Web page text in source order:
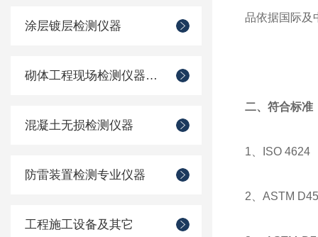
涂层镀层检测仪器
砌体工程现场检测仪器仪表
混凝土无损检测仪器
防雷装置检测专业仪器
工程施工设备及其它
品依据国际及
二、符合标准
1、ISO 4624
2、ASTM